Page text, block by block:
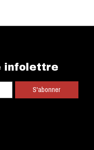
infolettre
S'abonner